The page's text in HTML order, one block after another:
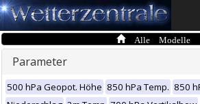
Alle Modelle
Parameter
500 hPa Geopot. Höhe 850 hPa Temp. 850